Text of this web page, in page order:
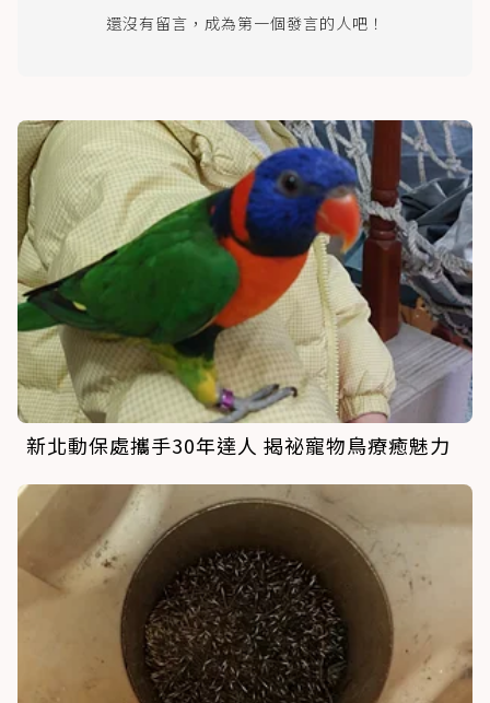
還沒有留言，成為第一個發言的人吧！
新北動保處攜手30年達人 揭祕寵物鳥療癒魅力